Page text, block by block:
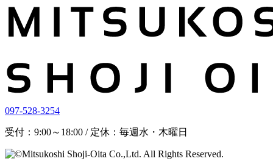
097-528-3254
受付：9:00～18:00 / 定休：毎週水・木曜日